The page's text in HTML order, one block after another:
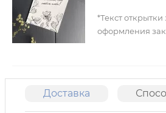
*Текст
оформления
Доставка